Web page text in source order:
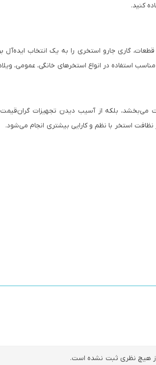
کنید.
گاری جارو استخری را به یک انتخاب ایده‌آل
استفاده در انواع استخرهای خانگی، عمومی،
می‌بخشد، بلکه از آسیب دیدن تجهیزات
استخر با نظم و کارایی بیشتری انجام می‌شود.
هیچ نظری ثبت نشده است.